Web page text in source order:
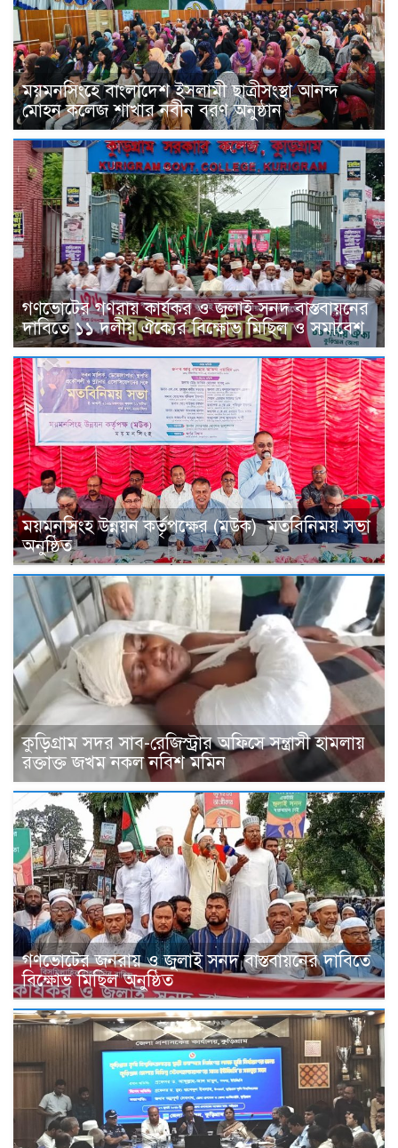
ময়মনসিংহে বাংলাদেশ ইসলামী ছাত্রীসংস্থা আনন্দ
মোহন কলেজ শাখার নবীন বরণ অনুষ্ঠান
গণভোটের গণরায় কার্যকর ও জুলাই সনদ বাস্তবায়নের
দাবিতে ১১ দলীয় ঐক্যের বিক্ষোভ মিছিল ও সমাবেশ
ময়মনসিংহ উন্নয়ন কর্তৃপক্ষের (মউক) মতবিনিময় সভা
অনুষ্ঠিত
কুড়িগ্রাম সদর সাব-রেজিস্ট্রার অফিসে সন্ত্রাসী হামলায়
রক্তাক্ত জখম নকল নবিশ মমিন
গণভোটের জনরায় ও জুলাই সনদ বাস্তবায়নের দাবিতে
বিক্ষোভ মিছিল অনুষ্ঠিত